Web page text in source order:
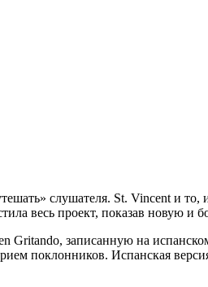
слушателя. St. Vincent и то,
весь проект, показав новую
записанную на
поклонников. Испанская